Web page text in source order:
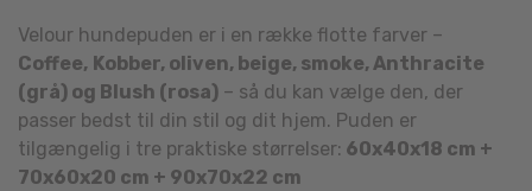
Velour hundepuden er i en række flotte farver –
Coffee, Kobber, oliven, beige, smoke, Anthracite
(grå) og Blush (rosa) – så du kan vælge den, der
passer bedst til din stil og dit hjem. Puden er
tilgængelig i tre praktiske størrelser: 60x40x18 cm +
70x60x20 cm + 90x70x22 cm